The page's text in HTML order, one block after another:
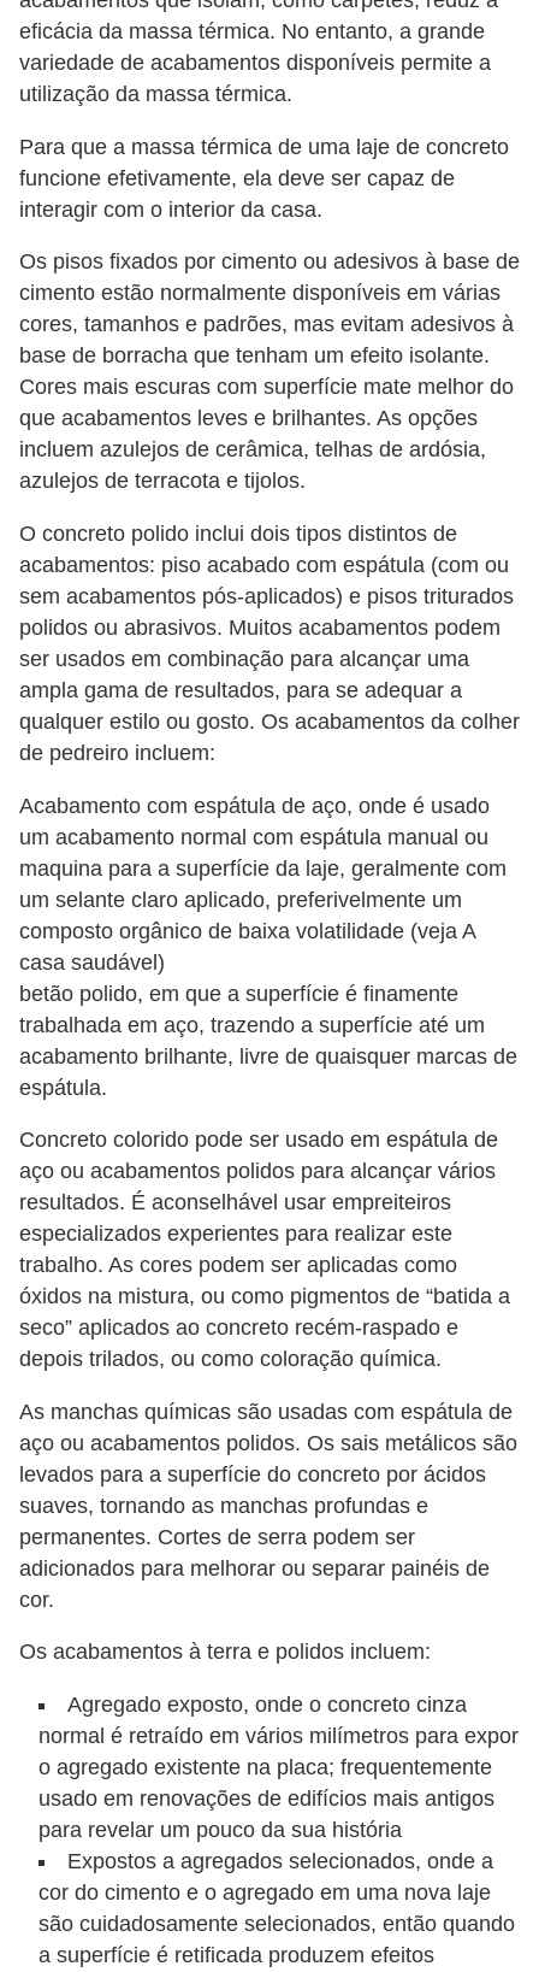
eficácia da massa térmica. No entanto, a grande
variedade de acabamentos disponíveis permite a
utilização da massa térmica.
Para que a massa térmica de uma laje de concreto
funcione efetivamente, ela deve ser capaz de
interagir com o interior da casa.
Os pisos fixados por cimento ou adesivos à base de
cimento estão normalmente disponíveis em várias
cores, tamanhos e padrões, mas evitam adesivos à
base de borracha que tenham um efeito isolante.
Cores mais escuras com superfície mate melhor do
que acabamentos leves e brilhantes. As opções
incluem azulejos de cerâmica, telhas de ardósia,
azulejos de terracota e tijolos.
O concreto polido inclui dois tipos distintos de
acabamentos: piso acabado com espátula (com ou
sem acabamentos pós-aplicados) e pisos triturados
polidos ou abrasivos. Muitos acabamentos podem
ser usados ​​em combinação para alcançar uma
ampla gama de resultados, para se adequar a
qualquer estilo ou gosto. Os acabamentos da colher
de pedreiro incluem:
Acabamento com espátula de aço, onde é usado
um acabamento normal com espátula manual ou
maquina para a superfície da laje, geralmente com
um selante claro aplicado, preferivelmente um
composto orgânico de baixa volatilidade (veja A
casa saudável)
betão polido, em que a superfície é finamente
trabalhada em aço, trazendo a superfície até um
acabamento brilhante, livre de quaisquer marcas de
espátula.
Concreto colorido pode ser usado em espátula de
aço ou acabamentos polidos para alcançar vários
resultados. É aconselhável usar empreiteiros
especializados experientes para realizar este
trabalho. As cores podem ser aplicadas como
óxidos na mistura, ou como pigmentos de “batida a
seco” aplicados ao concreto recém-raspado e
depois trilados, ou como coloração química.
As manchas químicas são usadas com espátula de
aço ou acabamentos polidos. Os sais metálicos são
levados para a superfície do concreto por ácidos
suaves, tornando as manchas profundas e
permanentes. Cortes de serra podem ser
adicionados para melhorar ou separar painéis de
cor.
Os acabamentos à terra e polidos incluem:
Agregado exposto, onde o concreto cinza
normal é retraído em vários milímetros para expor
o agregado existente na placa; frequentemente
usado em renovações de edifícios mais antigos
para revelar um pouco da sua história
Expostos a agregados selecionados, onde a
cor do cimento e o agregado em uma nova laje
são cuidadosamente selecionados, então quando
a superfície é retificada produzem efeitos